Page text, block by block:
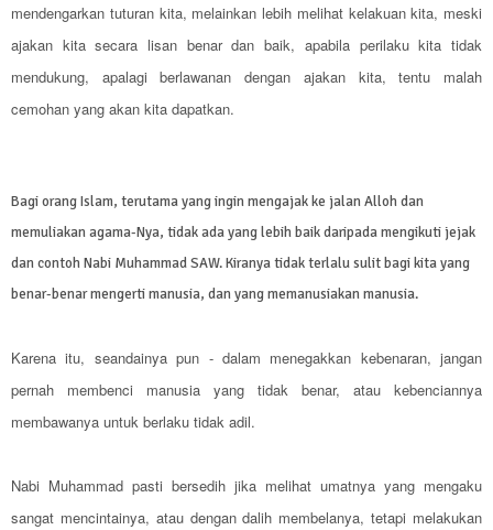
mendengarkan tuturan kita, melainkan lebih melihat kelakuan kita, meski
ajakan kita secara lisan benar dan baik, apabila perilaku kita tidak
mendukung, apalagi berlawanan dengan ajakan kita, tentu malah
cemohan yang akan kita dapatkan.
Bagi orang Islam, terutama yang ingin mengajak ke jalan Alloh dan
memuliakan agama-Nya, tidak ada yang lebih baik daripada mengikuti jejak
dan contoh Nabi Muhammad SAW. Kiranya tidak terlalu sulit bagi kita yang
benar-benar mengerti manusia, dan yang memanusiakan manusia.
Karena itu, seandainya pun - dalam menegakkan kebenaran, jangan
pernah membenci manusia yang tidak benar, atau kebenciannya
membawanya untuk berlaku tidak adil.
Nabi Muhammad pasti bersedih jika melihat umatnya yang mengaku
sangat mencintainya, atau dengan dalih membelanya, tetapi melakukan